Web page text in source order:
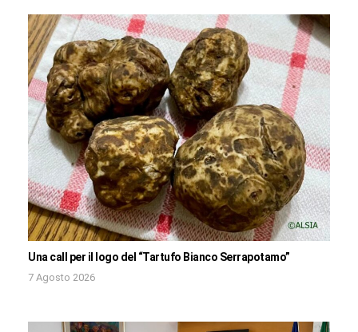
Una call per il logo del “Tartufo Bianco Serrapotamo”
7 Agosto 2026